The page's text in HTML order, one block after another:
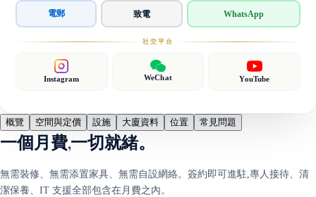
電郵 致電 WhatsApp
社交平台
Instagram WeChat YouTube
概覽 空間與定價 設施 大廈資料 位置 常見問題
一個月費,一切就緒。
無需裝修、無需添置家具、無需自設網絡。簽約即可進駐,專人接待、清
潔保養、IT 支援全部包含在月費之內。